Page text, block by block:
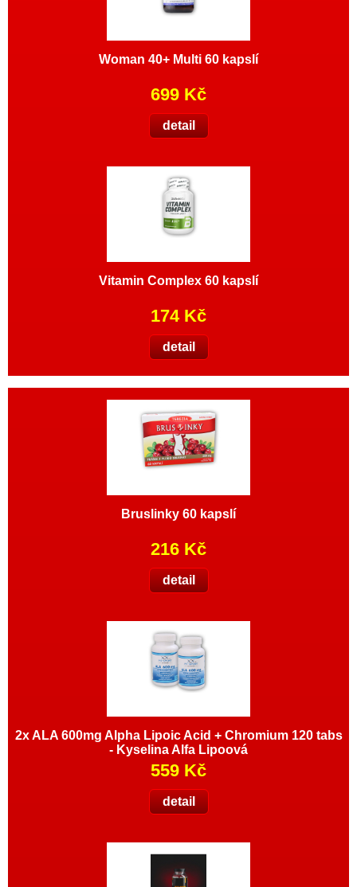
Woman 40+ Multi 60 kapslí
699 Kč
detail
Vitamin Complex 60 kapslí
174 Kč
detail
Bruslinky 60 kapslí
216 Kč
detail
2x ALA 600mg Alpha Lipoic Acid + Chromium 120 tabs
- Kyselina Alfa Lipoová
559 Kč
detail